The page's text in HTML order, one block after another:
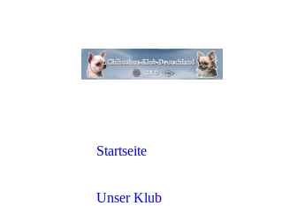
Startseite
Unser Klub